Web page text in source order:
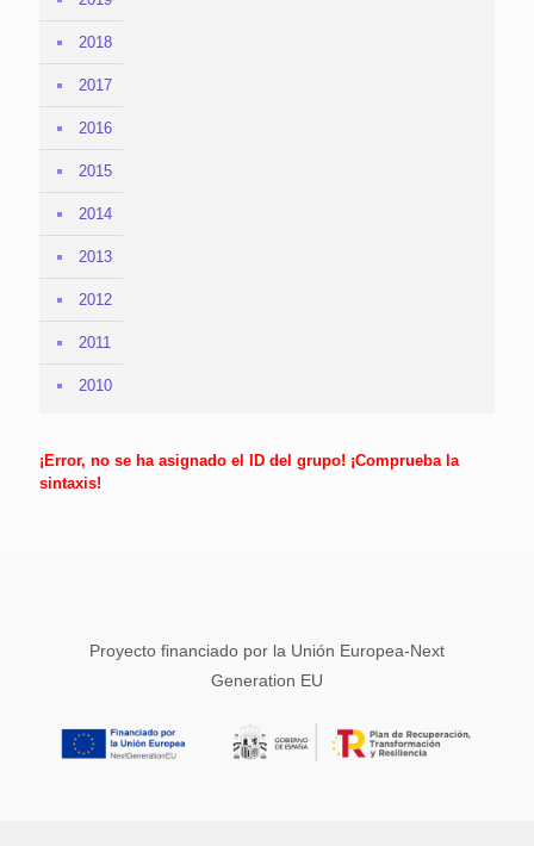
2018
2017
2016
2015
2014
2013
2012
2011
2010
¡Error, no se ha asignado el ID del grupo! ¡Comprueba la
sintaxis!
Proyecto financiado por la Unión Europea-Next
Generation EU